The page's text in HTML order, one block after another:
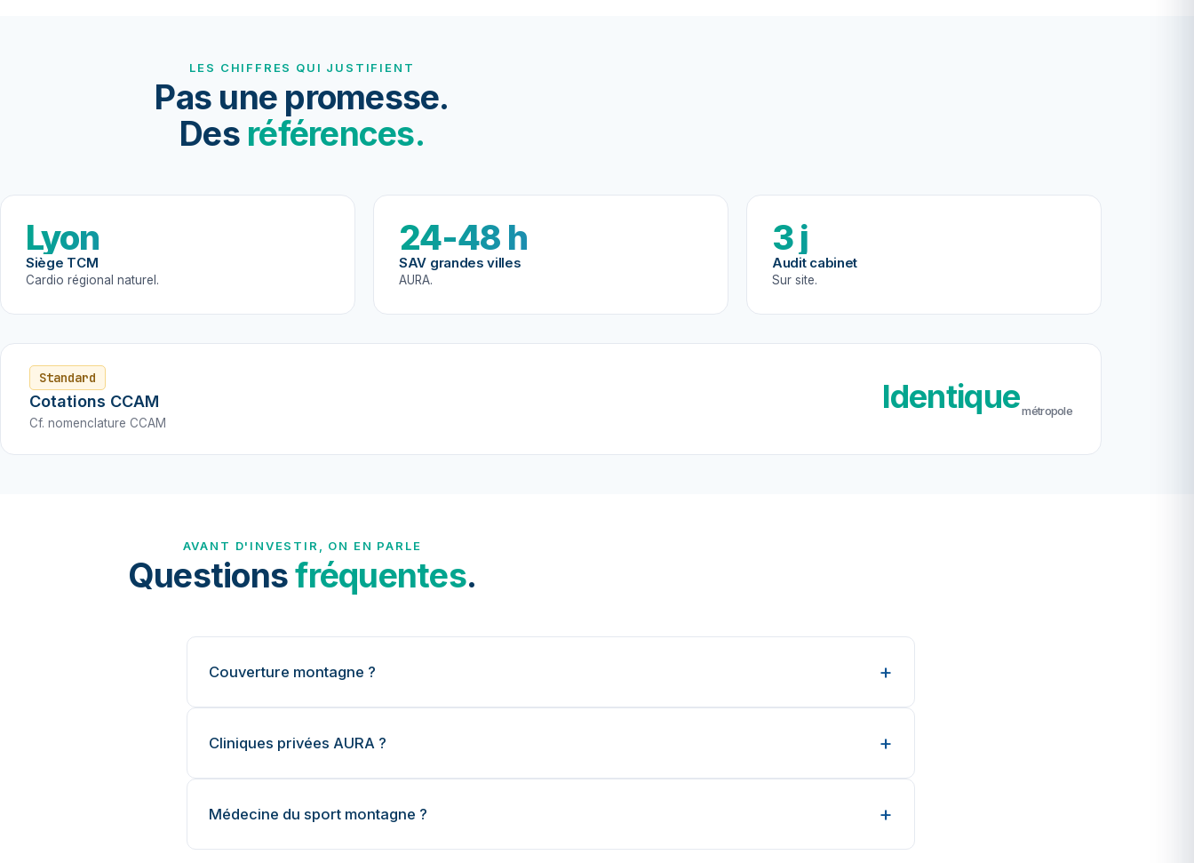
LES CHIFFRES QUI JUSTIFIENT
Pas une promesse.
Des références.
Lyon
Siège TCM
Cardio régional naturel.
24-48 h
SAV grandes villes
AURA.
3 j
Audit cabinet
Sur site.
Standard
Cotations CCAM
Cf. nomenclature CCAM
Identiquemétropole
AVANT D'INVESTIR, ON EN PARLE
Questionsfréquentes.
Couverture montagne ?
Cliniques privées AURA ?
Médecine du sport montagne ?